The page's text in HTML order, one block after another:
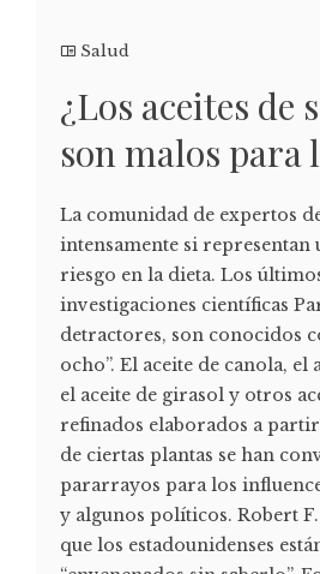
Salud
¿Los aceites de
son malos para
La comunidad de expertos
intensamente si representan
riesgo en la dieta. Los
investigaciones científicas
detractores, son conocidos
ocho”. El aceite de canola, el
el aceite de girasol y otros
refinados elaborados a
de ciertas plantas se han
pararrayos para los
y algunos políticos. Robert
que los estadounidenses